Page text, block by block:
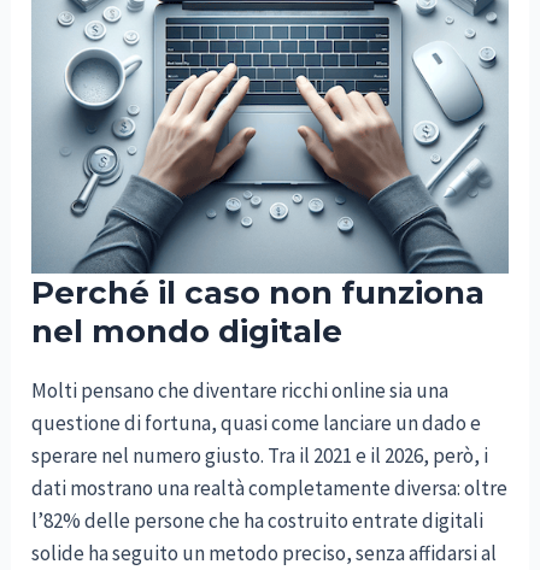
Perché il caso non funziona
nel mondo digitale
Molti pensano che diventare ricchi online sia una
questione di fortuna, quasi come lanciare un dado e
sperare nel numero giusto. Tra il 2021 e il 2026, però, i
dati mostrano una realtà completamente diversa: oltre
l’82% delle persone che ha costruito entrate digitali
solide ha seguito un metodo preciso, senza affidarsi al